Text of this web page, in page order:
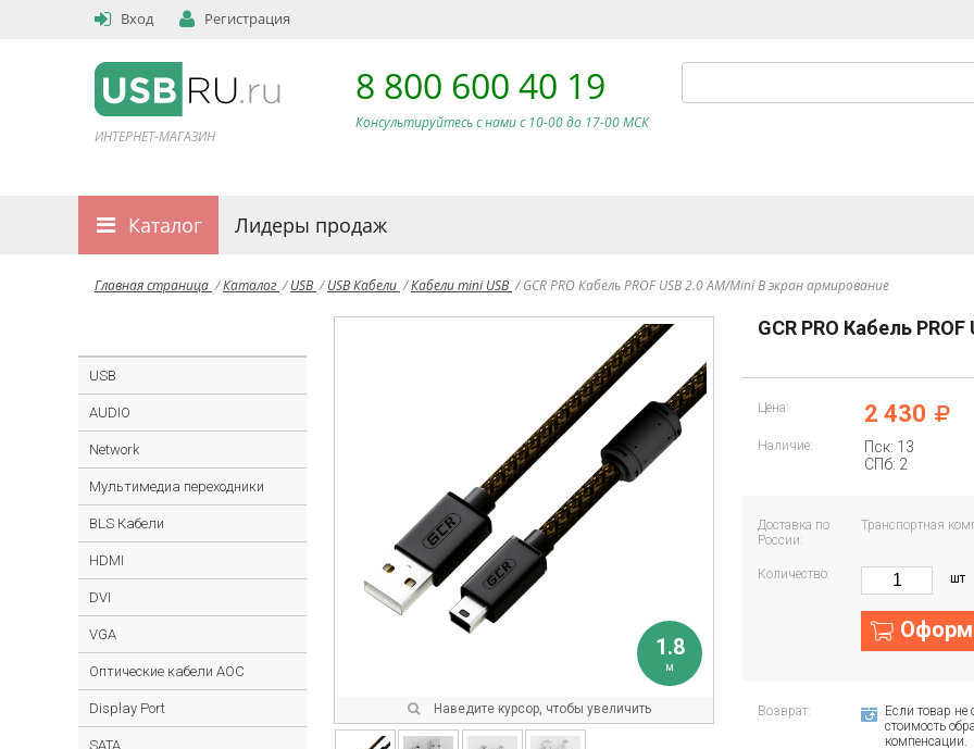
Вход Регистрация
ИНТЕРНЕТ-МАГАЗИН
8 800 600 40 19
Консультируйтесь с нами c 10-00 до 17-00 МСК
Каталог Лидеры продаж
Главная страница /Каталог / USB / USB Кабели /Кабели mini USB / GCR PRO Кабель PROF USB 2.0 AM/Mini B экран армирование
USB
AUDIO
Network
Мультимедиа переходники
BLS Кабели
HDMI
DVI
VGA
Оптические кабели AOC
Display Port
SATA
1.8
м
Наведите курсор, чтобы увеличить
GCR PRO Кабель
Цена: 2 430
Наличие:
Пск: 13
СПб: 2
Доставка по
России:
Транспортная
Количество: шт
Возврат:
Если товар не
стоимость
компенсации.